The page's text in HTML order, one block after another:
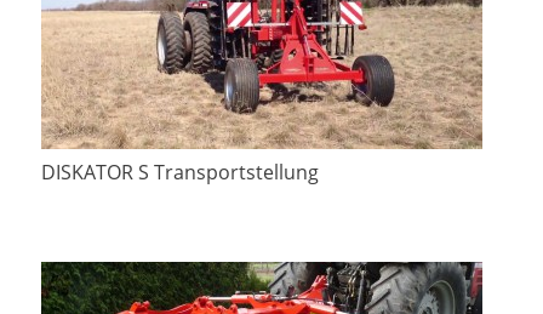
DISKATOR S Transportstellung